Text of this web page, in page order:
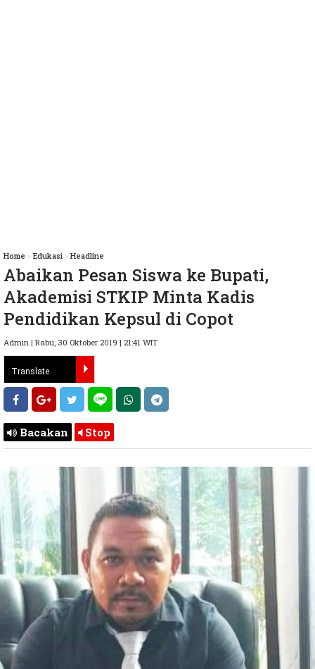
Home » Edukasi » Headline
Abaikan Pesan Siswa ke Bupati,
Akademisi STKIP Minta Kadis
Pendidikan Kepsul di Copot
Admin | Rabu, 30 Oktober 2019 | 21:41 WIT
Bacakan Stop